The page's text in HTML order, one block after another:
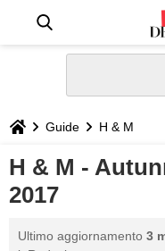
STILE
BIOGRAFIE
Guide H & M
H & M -
2017
Ultimo aggiornamento 3